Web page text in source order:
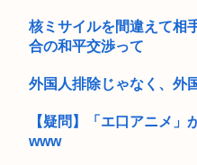
核ミサイルを間違えて相
合の和平交渉って
外国人排除じゃなく、外
【疑問】「エ口アニメ」
www